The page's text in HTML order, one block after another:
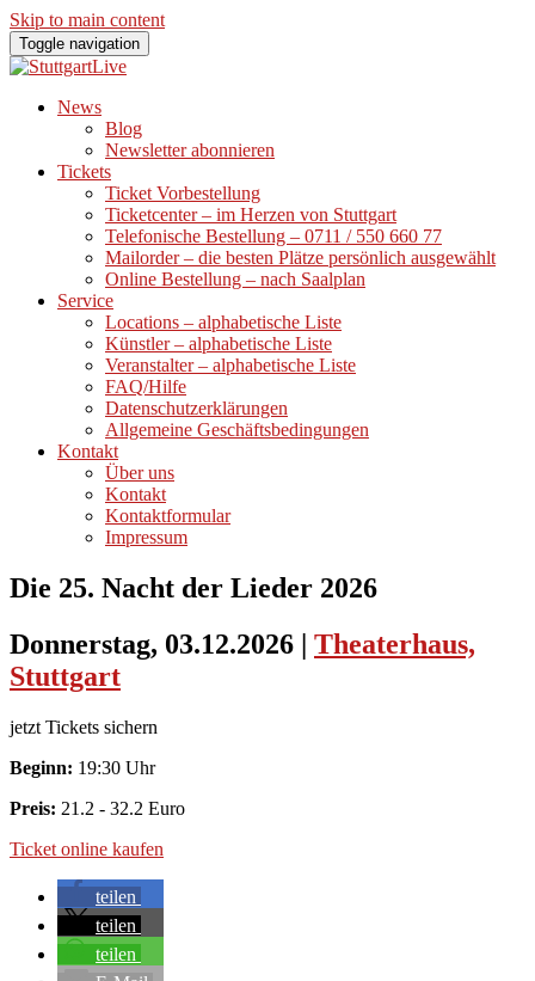
Skip to main content
Toggle navigation
News
Blog
Newsletter abonnieren
Tickets
Ticket Vorbestellung
Ticketcenter – im Herzen von Stuttgart
Telefonische Bestellung – 0711 / 550 660 77
Mailorder – die besten Plätze persönlich ausgewählt
Online Bestellung – nach Saalplan
Service
Locations – alphabetische Liste
Künstler – alphabetische Liste
Veranstalter – alphabetische Liste
FAQ/Hilfe
Datenschutzerklärungen
Allgemeine Geschäftsbedingungen
Kontakt
Über uns
Kontakt
Kontaktformular
Impressum
Die 25. Nacht der Lieder 2026
Donnerstag, 03.12.2026 | Theaterhaus,
Stuttgart
jetzt Tickets sichern
Beginn: 19:30 Uhr
Preis: 21.2 - 32.2 Euro
Ticket online kaufen
teilen
teilen
teilen